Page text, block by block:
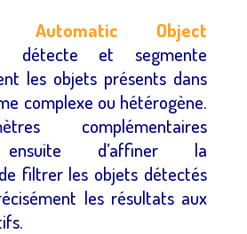
Automatic Object
détecte et segmente
les objets présents dans
complexe ou hétérogène.
complémentaires
ensuite d’affiner la
filtrer les objets détectés
les résultats aux